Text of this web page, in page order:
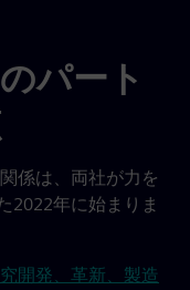
パート
係は、両社が力を
2022年に始まりま
開発、革新、製造